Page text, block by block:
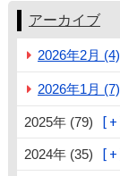
アーカイブ
2026年2月 (4)
2026年1月 (7)
2025年 (79)
2024年 (35)